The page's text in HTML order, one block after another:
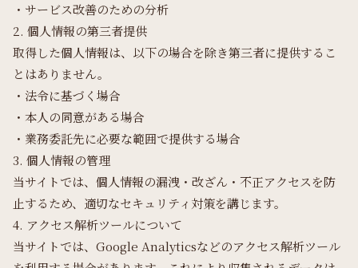
・サービス改善のための分析
2. 個人情報の第三者提供
取得した個人情報は、以下の場合を除き第三者に提供するこ
とはありません。
・法令に基づく場合
・本人の同意がある場合
・業務委託先に必要な範囲で提供する場合
3. 個人情報の管理
当サイトでは、個人情報の漏洩・改ざん・不正アクセスを防
止するため、適切なセキュリティ対策を講じます。
4. アクセス解析ツールについて
当サイトでは、Google Analyticsなどのアクセス解析ツール